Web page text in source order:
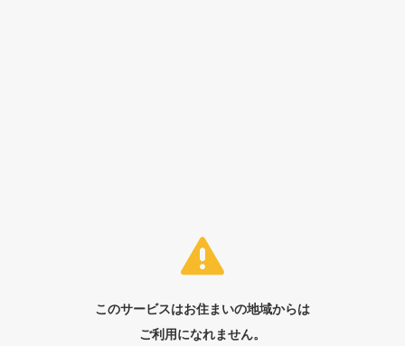
このサービスはお住まいの地域からは
ご利用になれません。